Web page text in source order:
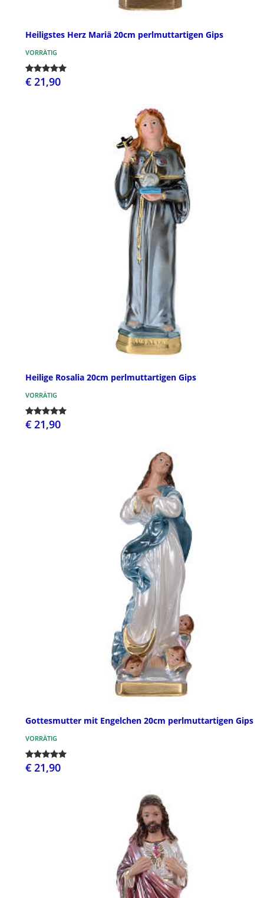
Heiligstes Herz Mariä 20cm perlmuttartigen Gips
VORRÄTIG
€ 21,90
Heilige Rosalia 20cm perlmuttartigen Gips
VORRÄTIG
€ 21,90
Gottesmutter mit Engelchen 20cm perlmuttartigen Gips
VORRÄTIG
€ 21,90